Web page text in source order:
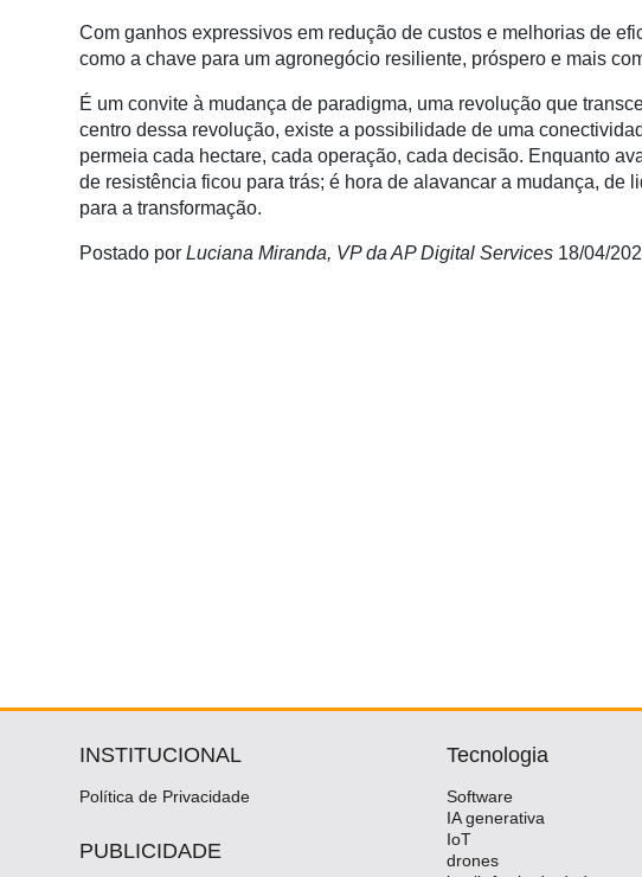
Com ganhos expressivos em redução de custos e melhorias de
como a chave para um agronegócio resiliente, próspero e mais
É um convite à mudança de paradigma, uma revolução que
centro dessa revolução, existe a possibilidade de uma
permeia cada hectare, cada operação, cada decisão. Enquanto
de resistência ficou para trás; é hora de alavancar a mudança, de
para a transformação.
Postado por Luciana Miranda, VP da AP Digital Services 18/04/
INSTITUCIONAL
Política de Privacidade
PUBLICIDADE
Tecnologia
Software
IA generativa
IoT
drones